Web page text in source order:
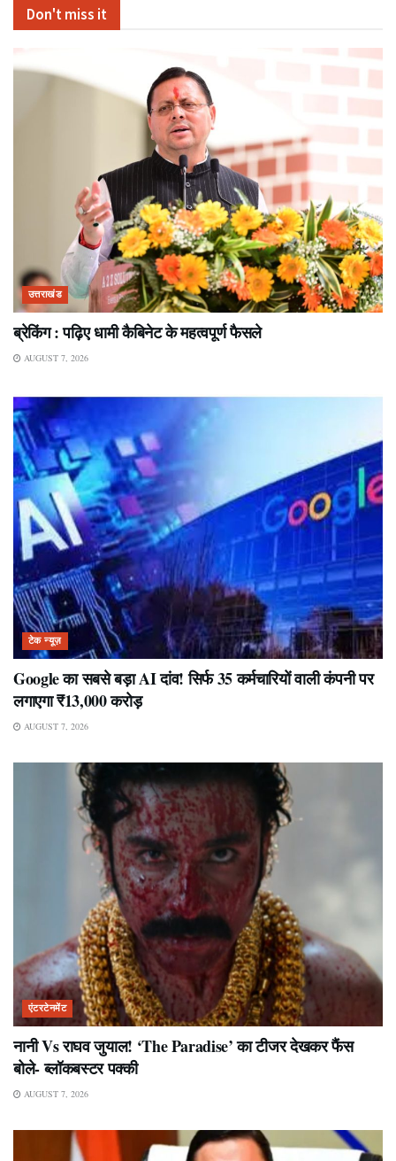
Don't miss it
उत्तराखंड
ब्रेकिंग : पढ़िए धामी कैबिनेट के महत्वपूर्ण फैसले
AUGUST 7, 2026
टेक न्यूज़
Google का सबसे बड़ा AI दांव! सिर्फ 35 कर्मचारियों वाली कंपनी पर
लगाएगा ₹13,000 करोड़
AUGUST 7, 2026
एंटरटेनमेंट
नानी Vs राघव जुयाल! ‘The Paradise’ का टीजर देखकर फैंस
बोले- ब्लॉकबस्टर पक्की
AUGUST 7, 2026